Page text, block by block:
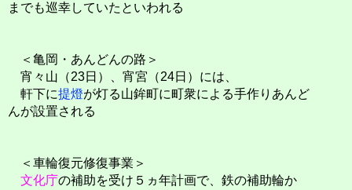
までも巡幸していたといわれる
＜亀岡・あんどんの路＞
宵々山（23日）、宵宮（24日）には、
軒下に提燈が灯る山鉾町に町衆による手作りあんど
んが設置される
＜車輪復元修復事業＞
文化庁の補助を受け５ヵ年計画で、鉄の補助輪か